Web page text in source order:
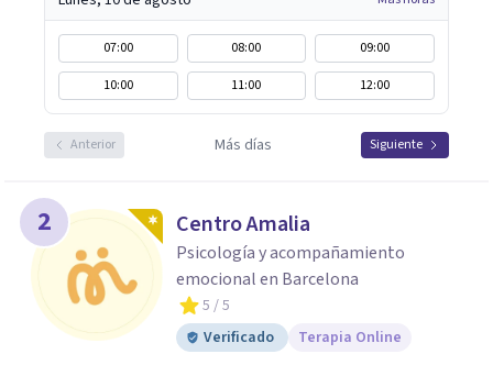
07:00 08:00
09:00
10:00
11:00 12:00
Anterior Más días Siguiente
2 Centro Amalia
Psicología y acompañamiento
emocional en Barcelona
5 / 5
Verificado
Terapia Online